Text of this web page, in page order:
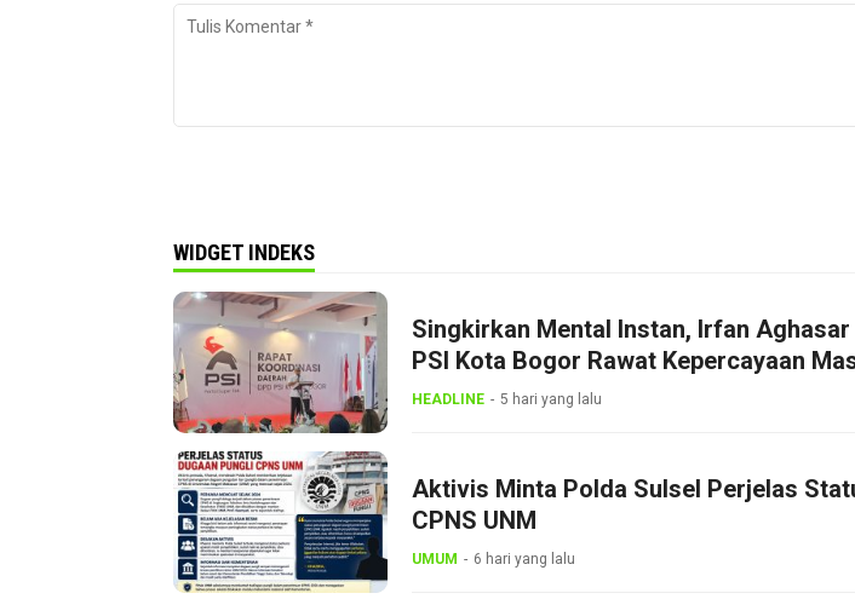
WIDGET INDEKS
Singkirkan Mental Instan, Irfan
PSI Kota Bogor Rawat Kepercayaan
Dini
HEADLINE 5 hari yang lalu
Aktivis Minta Polda Sulsel Perjelas
CPNS UNM
UMUM 6 hari yang lalu